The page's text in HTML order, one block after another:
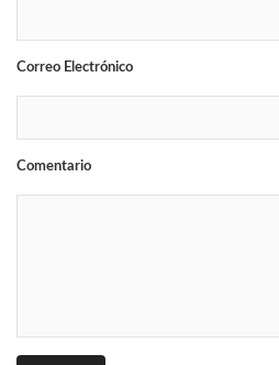
Correo Electrónico
Comentario